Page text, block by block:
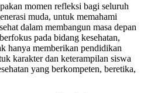
momen refleksi bagi seluruh
muda, untuk memahami
dalam membangun masa depan
pada bidang kesehatan,
hanya memberikan pendidikan
karakter dan keterampilan siswa
yang berkompeten, beretika,